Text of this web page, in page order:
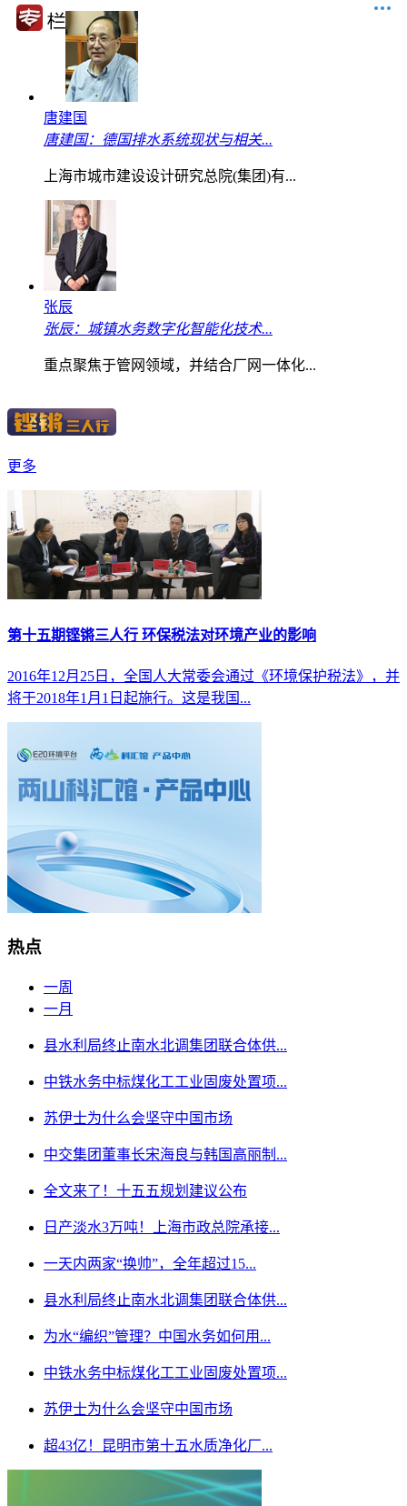
唐建国
唐建国：德国排水系统现状与相关...
上海市城市建设设计研究总院(集团)有...
张辰
张辰：城镇水务数字化智能化技术...
重点聚焦于管网领域，并结合厂网一体化...
更多
第十五期铿锵三人行 环保税法对环境产业的影响
2016年12月25日，全国人大常委会通过《环境保护税法》，并
将于2018年1月1日起施行。这是我国...
热点
一周
一月
县水利局终止南水北调集团联合体供...
中铁水务中标煤化工工业固废处置项...
苏伊士为什么会坚守中国市场
中交集团董事长宋海良与韩国高丽制...
全文来了！十五五规划建议公布
日产淡水3万吨！上海市政总院承接...
一天内两家“换帅”，全年超过15...
县水利局终止南水北调集团联合体供...
为水“编织”管理？中国水务如何用...
中铁水务中标煤化工工业固废处置项...
苏伊士为什么会坚守中国市场
超43亿！昆明市第十五水质净化厂...